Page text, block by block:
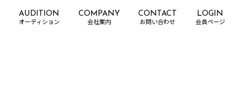
AUDITION COMPANY CONTACT LOGIN